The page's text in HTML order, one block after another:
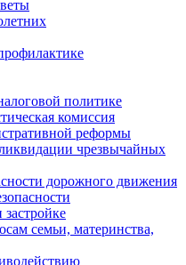
политике
комиссия
реформы
чрезвычайных
дорожного движения
семьи, материнства,